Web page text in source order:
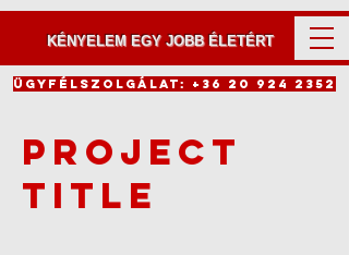
KÉNYELEM EGY JOBB ÉLETÉRT
Ügyfélszolgálat: +36 20 924 2352
Project
Title